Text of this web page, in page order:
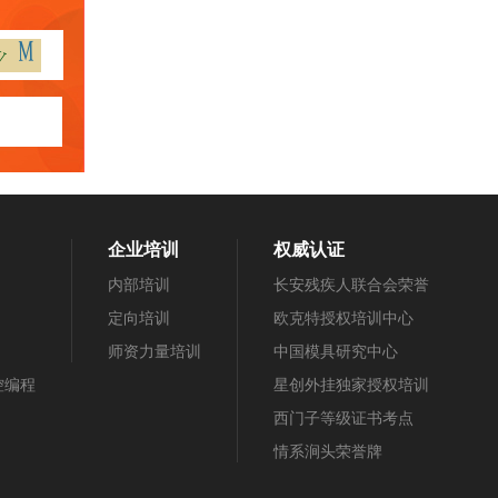
编程
企业培训
内部培训
定向培训
师资力量培训
权威认证
长安残疾人联合会荣誉
欧克特授权培训中心
中国模具研究中心
星创外挂独家授权培训
西门子等级证书考点
情系涧头荣誉牌